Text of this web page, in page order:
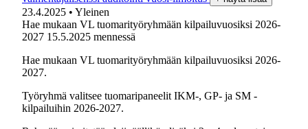
23.4.2025 • Yleinen
Hae mukaan VL tuomarityöryhmään kilpailuvuosiksi 2026-
2027 15.5.2025 mennessä
Hae mukaan VL tuomarityöryhmään kilpailuvuosiksi 2026-
2027.
Työryhmä valitsee tuomaripaneelit IKM-, GP- ja SM -
kilpailuihin 2026-2027.